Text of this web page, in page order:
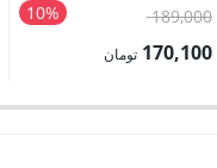
10% 189,000قیمت
اصلی:
بود.
170,100 تومان